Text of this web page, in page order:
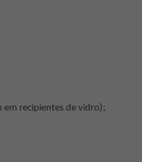
em recipientes de vidro);